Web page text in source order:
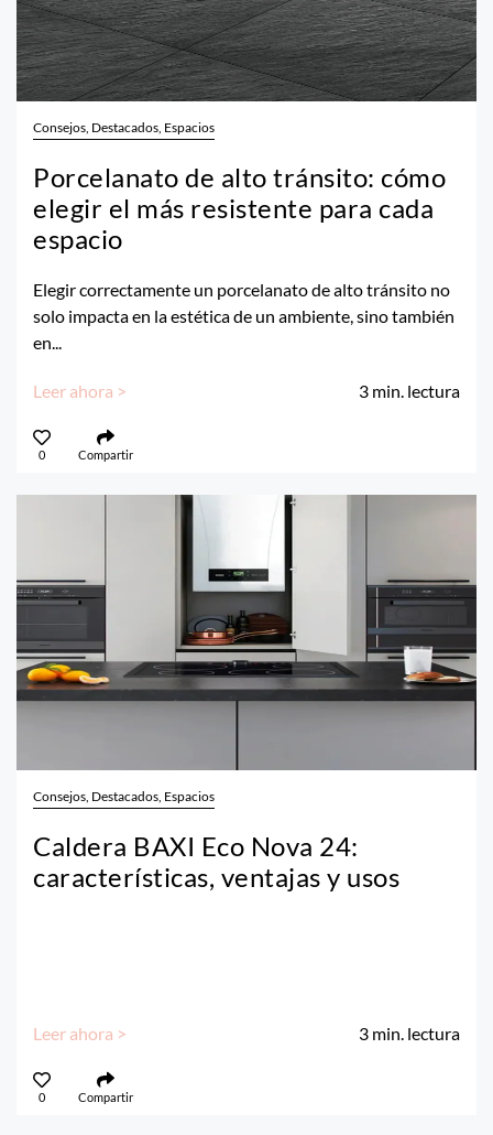
Consejos, Destacados, Espacios
Porcelanato de alto tránsito: cómo
elegir el más resistente para cada
espacio
Elegir correctamente un porcelanato de alto tránsito no
solo impacta en la estética de un ambiente, sino también
en...
Leer ahora > 3 min. lectura
0 Compartir
Consejos, Destacados, Espacios
Caldera BAXI Eco Nova 24:
características, ventajas y usos
Leer ahora > 3 min. lectura
0 Compartir